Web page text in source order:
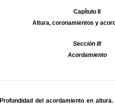
Capítulo II
Altura, coronamientos y
Sección III
Acordamiento
Profundidad del acordamiento en altura.